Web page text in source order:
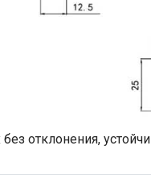
отклонения,